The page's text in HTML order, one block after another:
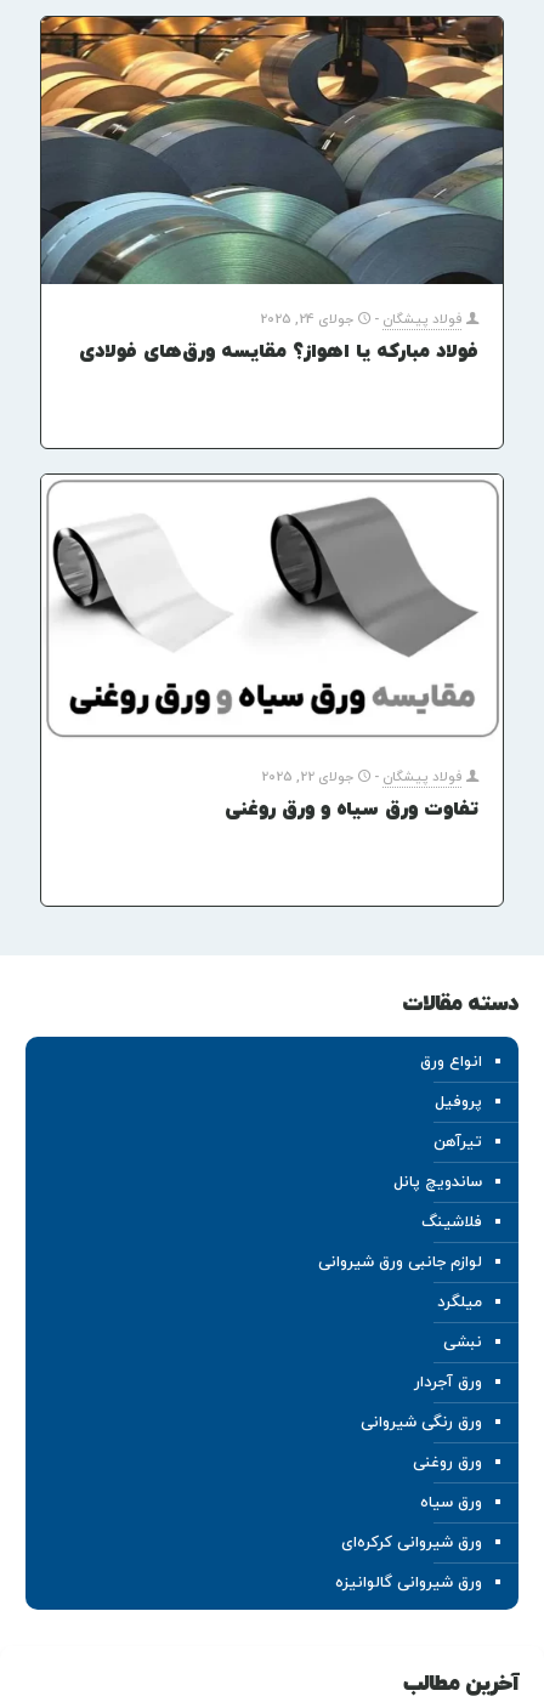
فولاد پیشگان - جولای 24, 2025
فولاد مبارکه یا اهواز؟ مقایسه ورق‌های فولادی
فولاد پیشگان - جولای 22, 2025
تفاوت ورق سیاه و ورق روغنی
دسته مقالات
انواع ورق
پروفیل
تیرآهن
ساندویچ پانل
فلاشینگ
لوازم جانبی ورق شیروانی
میلگرد
نبشی
ورق آجردار
ورق رنگی شیروانی
ورق روغنی
ورق سیاه
ورق شیروانی کرکره‌ای
ورق شیروانی گالوانیزه
آخرین مطالب